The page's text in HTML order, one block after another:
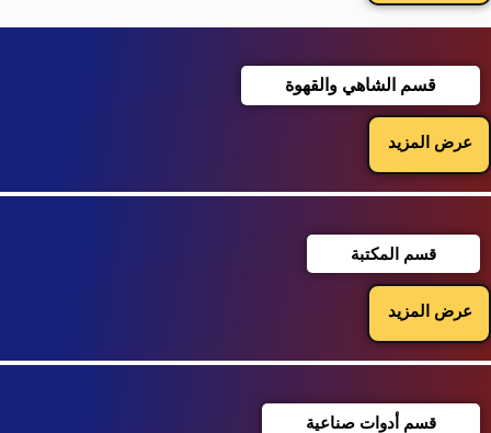
قسم الشاهي والقهوة
عرض المزيد
قسم المكتبة
عرض المزيد
قسم أدوات صناعية